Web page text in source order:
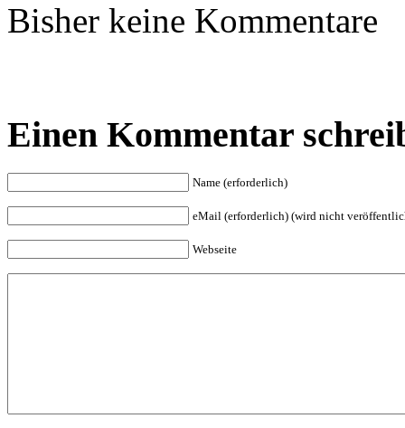
Bisher keine Kommentare
Einen Kommentar
Name (erforderlich)
eMail (erforderlich) (wird nicht
Webseite